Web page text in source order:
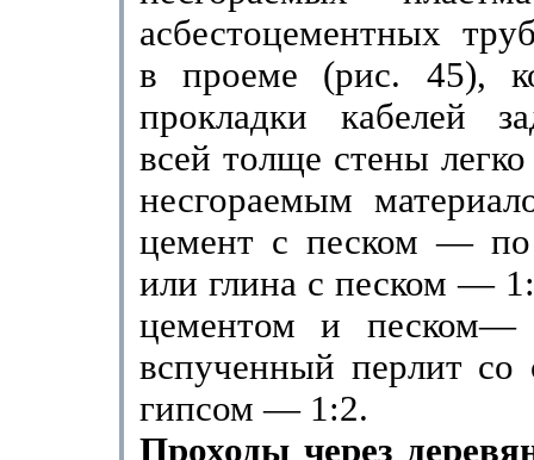
асбестоцементных
в проеме (рис. 45),
прокладки кабелей
всей толще стены
несгораемым
цемент с песком —
или глина с песком —
цементом и песком—
вспученный перлит со
гипсом — 1:2.
Проходы через